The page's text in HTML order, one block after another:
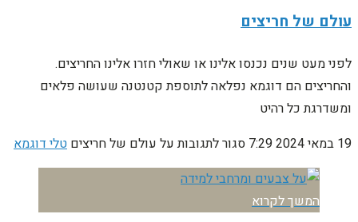
עולם של חריצים
לפני מעט שנים נכנסו אלינו או שאולי חזרו אלינו החריצים.
והחריצים הם דוגמא נפלאה לתוספת קטנטנה שעושה פלאים
ומשדרגת כל רהיט
19 במאי 2024
7:29 סגור לתגובותעל עולם של חריצים טלי דוגמא
המשך לקרוא